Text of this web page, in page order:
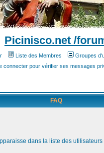
Picinisco.net /
Liste des Membres Groupes
connecter pour vérifier ses messages
FAQ
dans la liste des